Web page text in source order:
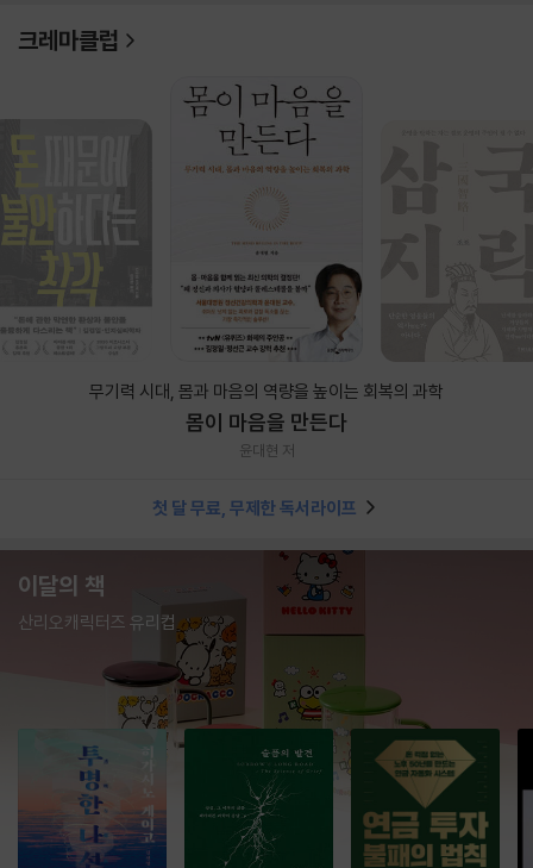
크레마클럽
무기력 시대, 몸과 마음의 역량을 높이는 회복의 과학
몸이 마음을 만든다
윤대현 저
첫 달 무료, 무제한 독서라이프
이달의 책
산리오캐릭터즈 유리컵